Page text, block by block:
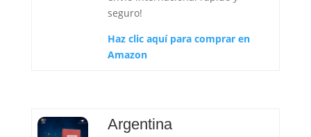
seguro!
Haz clic aquí para comprar en
Amazon
Argentina